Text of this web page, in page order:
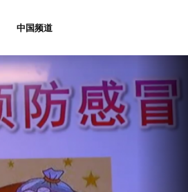
中国频道